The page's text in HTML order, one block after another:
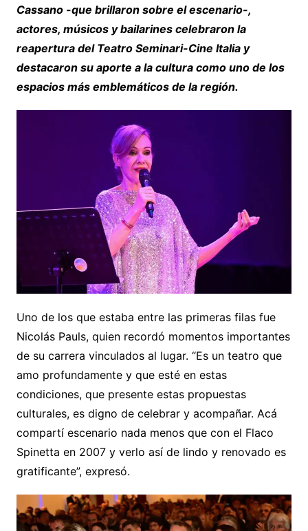
Cassano -que brillaron sobre el escenario-,
actores, músicos y bailarines celebraron la
reapertura del Teatro Seminari-Cine Italia y
destacaron su aporte a la cultura como uno de los
espacios más emblemáticos de la región.
Uno de los que estaba entre las primeras filas fue
Nicolás Pauls, quien recordó momentos importantes
de su carrera vinculados al lugar. “Es un teatro que
amo profundamente y que esté en estas
condiciones, que presente estas propuestas
culturales, es digno de celebrar y acompañar. Acá
compartí escenario nada menos que con el Flaco
Spinetta en 2007 y verlo así de lindo y renovado es
gratificante”, expresó.